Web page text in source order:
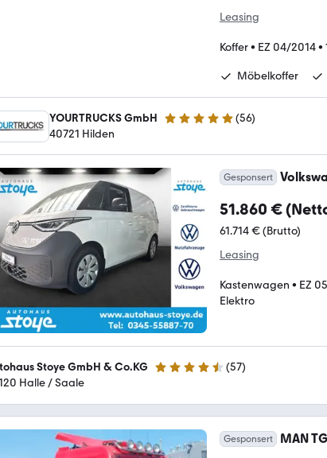
Leasing
Koffer• EZ 04/2014•
Möbelkoffer
YOURTRUCKS GmbH 5 Sterne (56)
40721 Hilden
Gesponsert
51.860 €
61.714 € (Brutto)
Leasing
Kastenwagen • EZ
Elektro
Stoye GmbH & Co.KG 4.7 Sterne (57)
Halle / Saale
Gesponsert MAN